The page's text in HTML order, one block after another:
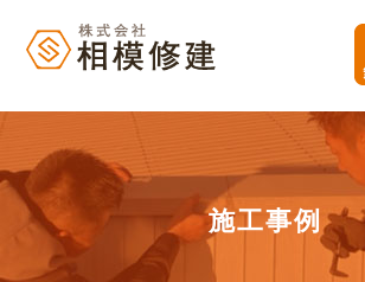
施工事例